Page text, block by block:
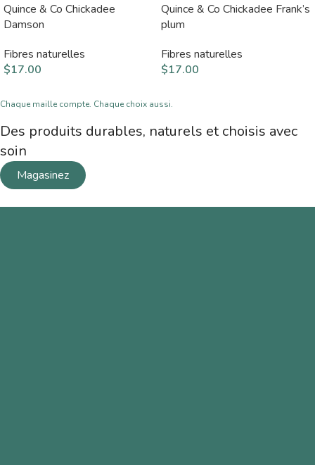
Quince & Co Chickadee
Damson
Fibres naturelles
$17.00
Quince & Co Chickadee Frank’s
plum
Fibres naturelles
$17.00
Chaque maille compte. Chaque choix aussi.
Des produits durables, naturels et choisis avec
soin
Magasinez